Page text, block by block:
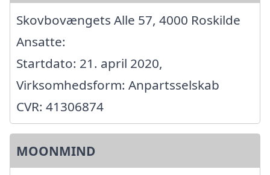
Skovbovængets Alle 57, 4000 Roskilde
Ansatte:
Startdato: 21. april 2020,
Virksomhedsform: Anpartsselskab
CVR: 41306874
MOONMIND